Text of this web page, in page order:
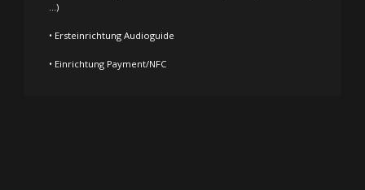
...)
• Ersteinrichtung Audioguide
• Einrichtung Payment/NFC